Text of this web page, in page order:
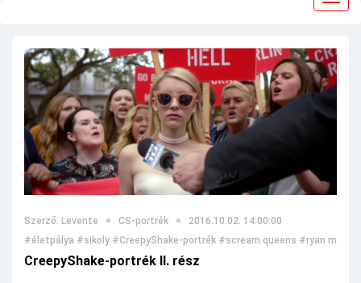
Szerző: Levente CS-portrék
2016.10.02. 14:00:00
#életpálya #sikoly #CreepyShake-portrék #scream queens #ryan murphy
CreepyShake-portrék II. rész